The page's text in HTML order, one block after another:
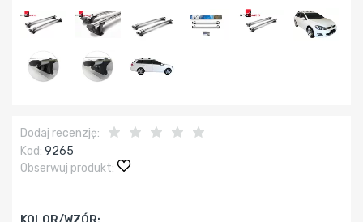
Dodaj recenzję:
Kod: 9265
Obserwuj produkt: